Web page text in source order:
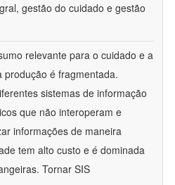
gestão do cuidado e gestão
relevante para o cuidado e a
é fragmentada.
sistemas de informação
que não interoperam e
informações de maneira
tem alto custo e é dominada
Tornar SIS